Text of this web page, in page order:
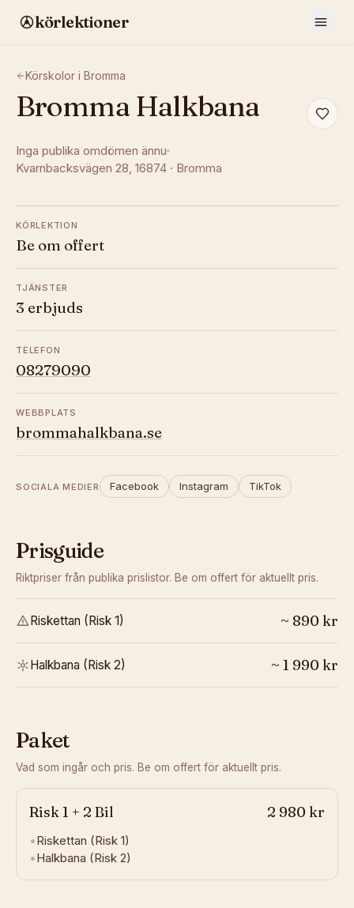
körlektioner
Körskolor i Bromma
Bromma Halkbana
Inga publika omdömen ännu
Kvarnbacksvägen 28, 16874 · Bromma
KÖRLEKTION
Be om offert
TJÄNSTER
3 erbjuds
TELEFON
08279090
WEBBPLATS
brommahalkbana.se
SOCIALA MEDIER Facebook Instagram TikTok
Prisguide
Riktpriser från publika prislistor. Be om offert för aktuellt pris.
Riskettan (Risk 1) ~ 890 kr
Halkbana (Risk 2) ~ 1 990 kr
Paket
Vad som ingår och pris. Be om offert för aktuellt pris.
Risk 1 + 2 Bil 2 980 kr
•Riskettan (Risk 1)
•Halkbana (Risk 2)